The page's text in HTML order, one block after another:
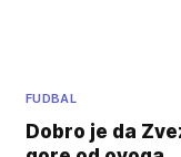
FUDBAL
Dobro je da